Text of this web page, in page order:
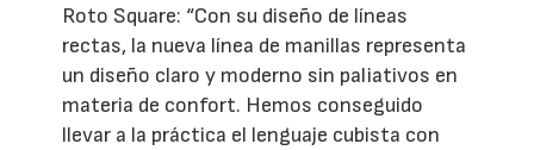
Roto Square: “Con su diseño de líneas
rectas, la nueva línea de manillas representa
un diseño claro y moderno sin paliativos en
materia de confort. Hemos conseguido
llevar a la práctica el lenguaje cubista con